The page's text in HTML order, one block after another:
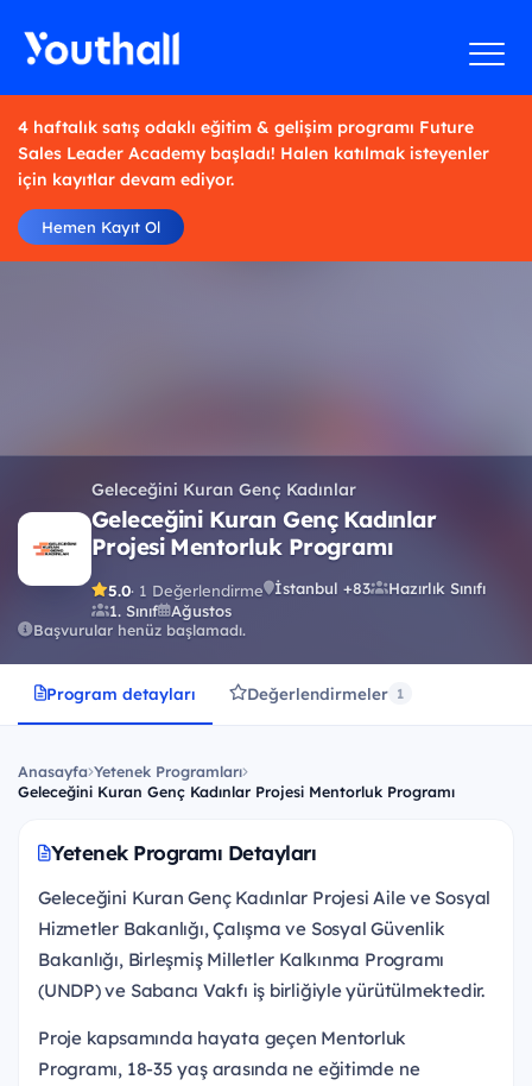
4 haftalık satış odaklı eğitim & gelişim programı Future
Sales Leader Academy başladı! Halen katılmak isteyenler
için kayıtlar devam ediyor.
Hemen Kayıt Ol
Geleceğini Kuran Genç Kadınlar
Geleceğini Kuran Genç Kadınlar
Projesi Mentorluk Programı
5.0· 1 Değerlendirme İstanbul +83
Hazırlık Sınıfı
1. Sınıf
Ağustos
Başvurular henüz başlamadı.
Program detayları Değerlendirmeler 1
Anasayfa Yetenek Programları
Geleceğini Kuran Genç Kadınlar Projesi Mentorluk Programı
Yetenek Programı Detayları
Geleceğini Kuran Genç Kadınlar Projesi Aile ve Sosyal
Hizmetler Bakanlığı, Çalışma ve Sosyal Güvenlik
Bakanlığı, Birleşmiş Milletler Kalkınma Programı
(UNDP) ve Sabancı Vakfı iş birliğiyle yürütülmektedir.
Proje kapsamında hayata geçen Mentorluk
Programı, 18-35 yaş arasında ne eğitimde ne